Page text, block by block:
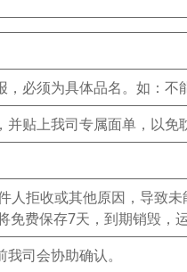
，必须为具体品名。如：
贴上我司专属面单，以免
人拒收或其他原因，导致
费保存7天，到期销毁，运
司会协助确认。